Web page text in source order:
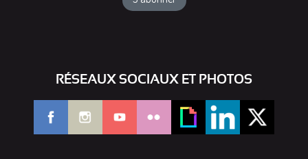
RÉSEAUX SOCIAUX ET PHOTOS